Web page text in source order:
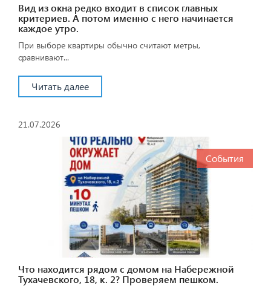
Вид из окна редко входит в список главных
критериев. А потом именно с него начинается
каждое утро.
При выборе квартиры обычно считают метры,
сравнивают...
Читать далее
21.07.2026
События
Что находится рядом с домом на Набережной
Тухачевского, 18, к. 2? Проверяем пешком.